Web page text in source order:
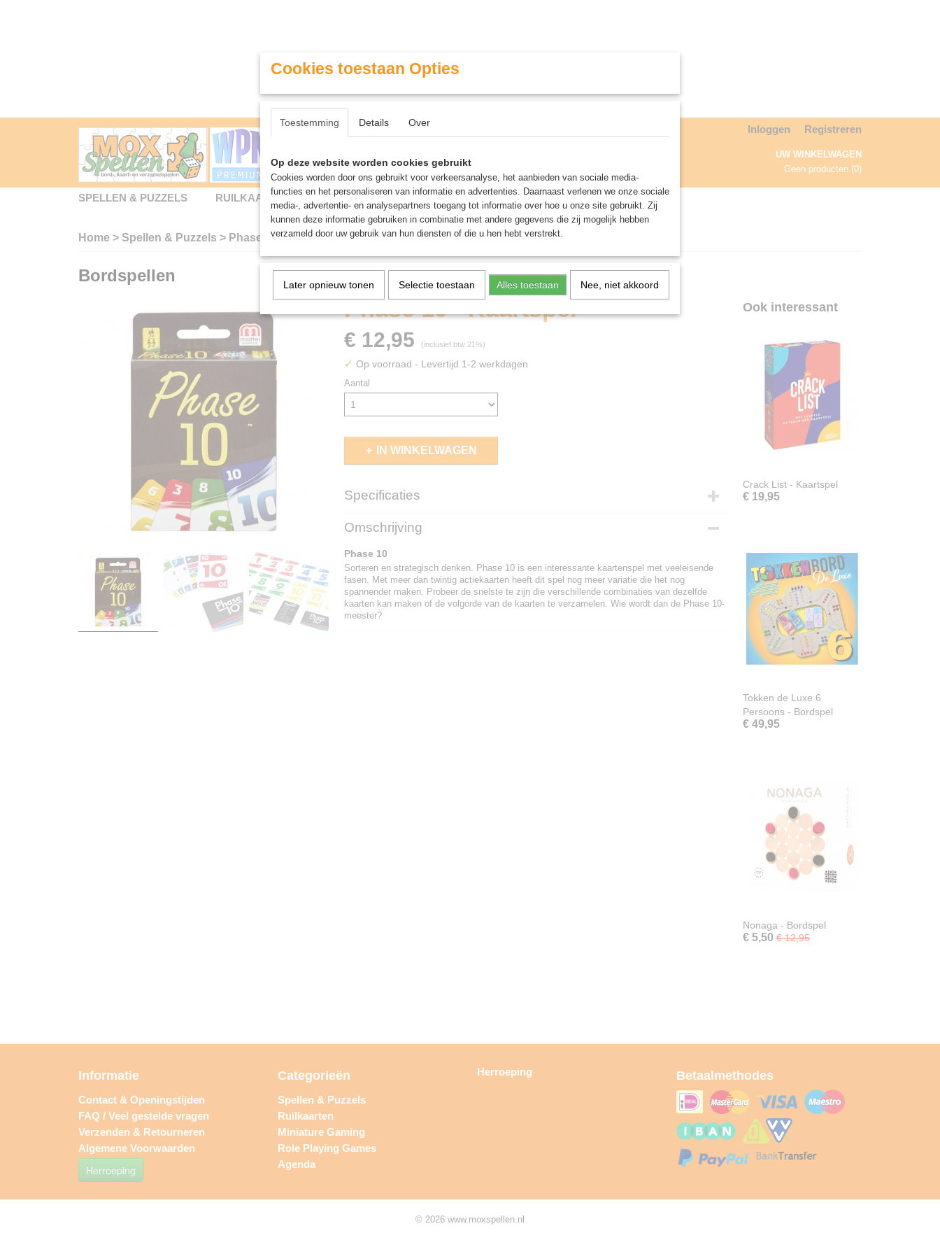
Contact & Openingstijden Inloggen Registreren
UW WINKELWAGEN
Geen producten (0)
SPELLEN & PUZZELS RUILKAARTEN MINIATURE GAMING ROLE PLAYING GAMES AGENDA
Home > Spellen & Puzzels > Phase 10 - Kaartspel
Bordspellen
Phase 10 - Kaartspel
€ 12,95 (inclusief btw 21%)
✓ Op voorraad - Levertijd 1-2 werkdagen
Aantal
IN WINKELWAGEN
Specificaties
EAN code
Omschrijving
Phase 10
Sorteren en strategisch denken. Phase 10 is een interessante kaartenspel met veeleisende
fasen. Met meer dan twintig actiekaarten heeft dit spel nog meer variatie die het nog
spannender maken. Probeer de snelste te zijn die verschillende combinaties van dezelfde
kaarten kan maken of de volgorde van de kaarten te verzamelen. Wie wordt dan de Phase 10-
meester?
Ook interessant
Crack List - Kaartspel
€ 19,95
Tokken de Luxe 6
Persoons - Bordspel
€ 49,95
Nonaga - Bordspel
€ 5,50 € 12,95
Informatie
Contact & Openingstijden
FAQ / Veel gestelde vragen
Verzenden & Retourneren
Algemene Voorwaarden
Herroeping
Categorieën
Spellen & Puzzels
Ruilkaarten
Miniature Gaming
Role Playing Games
Agenda
Herroeping Betaalmethodes
© 2026 www.moxspellen.nl
Cookies toestaan Opties
Toestemming Details Over
Op deze website worden cookies gebruikt
Cookies worden door ons gebruikt voor verkeersanalyse, het aanbieden van sociale media-
functies en het personaliseren van informatie en advertenties. Daarnaast verlenen we onze sociale
media-, advertentie- en analysepartners toegang tot informatie over hoe u onze site gebruikt. Zij
kunnen deze informatie gebruiken in combinatie met andere gegevens die zij mogelijk hebben
verzameld door uw gebruik van hun diensten of die u hen hebt verstrekt.
Later opnieuw tonen Selectie toestaan Alles toestaan Nee, niet akkoord